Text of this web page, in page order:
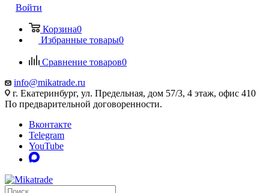
Войти
Корзина0
Избранные товары0
Сравнение товаров0
info@mikatrade.ru
г. Екатеринбург, ул. Предельная, дом 57/3, 4 этаж, офис 410
По предварительной договоренности.
Вконтакте
Telegram
YouTube